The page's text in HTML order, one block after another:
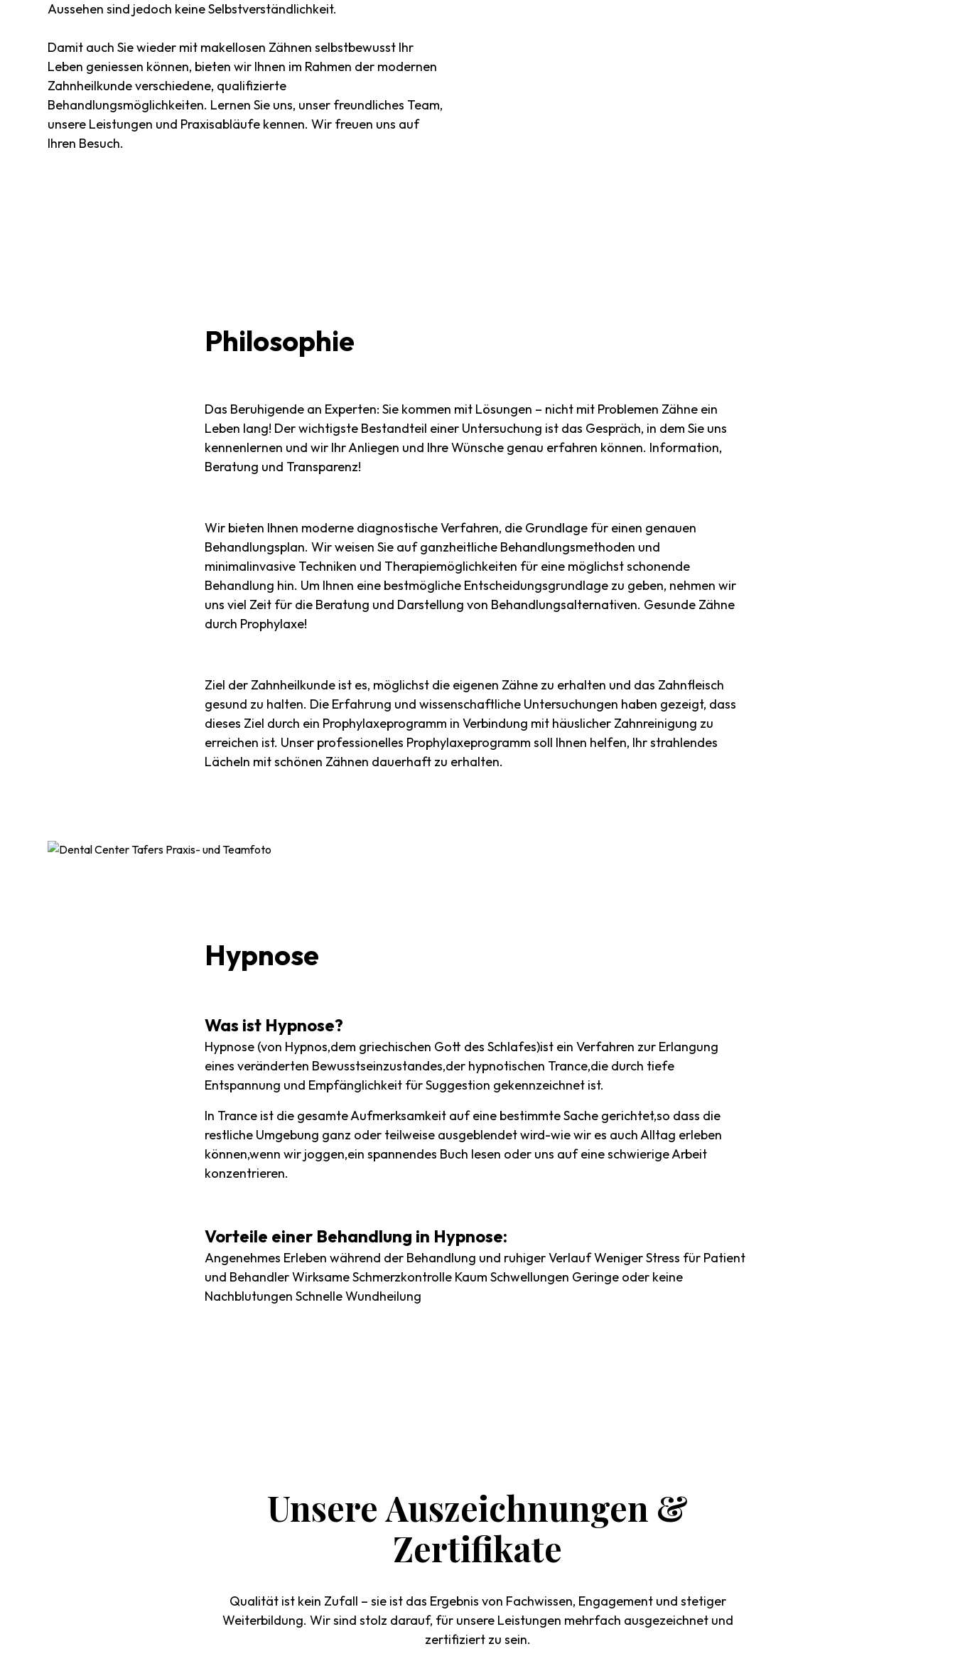
Aussehen sind jedoch keine Selbstverständlichkeit.
Damit auch Sie wieder mit makellosen Zähnen selbstbewusst Ihr
Leben geniessen können, bieten wir Ihnen im Rahmen der modernen
Zahnheilkunde verschiedene, qualifizierte
Behandlungsmöglichkeiten. Lernen Sie uns, unser freundliches Team,
unsere Leistungen und Praxisabläufe kennen. Wir freuen uns auf
Ihren Besuch.
Philosophie
Das Beruhigende an Experten: Sie kommen mit Lösungen – nicht mit Problemen Zähne ein
Leben lang! Der wichtigste Bestandteil einer Untersuchung ist das Gespräch, in dem Sie uns
kennenlernen und wir Ihr Anliegen und Ihre Wünsche genau erfahren können. Information,
Beratung und Transparenz!
Wir bieten Ihnen moderne diagnostische Verfahren, die Grundlage für einen genauen
Behandlungsplan. Wir weisen Sie auf ganzheitliche Behandlungsmethoden und
minimalinvasive Techniken und Therapiemöglichkeiten für eine möglichst schonende
Behandlung hin. Um Ihnen eine bestmögliche Entscheidungsgrundlage zu geben, nehmen wir
uns viel Zeit für die Beratung und Darstellung von Behandlungsalternativen. Gesunde Zähne
durch Prophylaxe!
Ziel der Zahnheilkunde ist es, möglichst die eigenen Zähne zu erhalten und das Zahnfleisch
gesund zu halten. Die Erfahrung und wissenschaftliche Untersuchungen haben gezeigt, dass
dieses Ziel durch ein Prophylaxeprogramm in Verbindung mit häuslicher Zahnreinigung zu
erreichen ist. Unser professionelles Prophylaxeprogramm soll Ihnen helfen, Ihr strahlendes
Lächeln mit schönen Zähnen dauerhaft zu erhalten.
Hypnose
Was ist Hypnose?
Hypnose (von Hypnos,dem griechischen Gott des Schlafes)ist ein Verfahren zur Erlangung
eines veränderten Bewusstseinzustandes,der hypnotischen Trance,die durch tiefe
Entspannung und Empfänglichkeit für Suggestion gekennzeichnet ist.
In Trance ist die gesamte Aufmerksamkeit auf eine bestimmte Sache gerichtet,so dass die
restliche Umgebung ganz oder teilweise ausgeblendet wird-wie wir es auch Alltag erleben
können,wenn wir joggen,ein spannendes Buch lesen oder uns auf eine schwierige Arbeit
konzentrieren.
Vorteile einer Behandlung in Hypnose:
Angenehmes Erleben während der Behandlung und ruhiger Verlauf Weniger Stress für Patient
und Behandler Wirksame Schmerzkontrolle Kaum Schwellungen Geringe oder keine
Nachblutungen Schnelle Wundheilung
Unsere Auszeichnungen &
Zertifikate
Qualität ist kein Zufall – sie ist das Ergebnis von Fachwissen, Engagement und stetiger
Weiterbildung. Wir sind stolz darauf, für unsere Leistungen mehrfach ausgezeichnet und
zertifiziert zu sein.